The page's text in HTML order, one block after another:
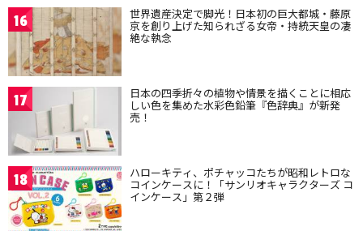
16 世界遺産決定で脚光！日本初の巨大都城・藤原
京を創り上げた知られざる女帝・持統天皇の凄
絶な執念
17 日本の四季折々の植物や情景を描くことに相応
しい色を集めた水彩色鉛筆『色辞典』が新発
売！
18 ハローキティ、ポチャッコたちが昭和レトロな
コインケースに！「サンリオキャラクターズ コ
インケース」第２弾